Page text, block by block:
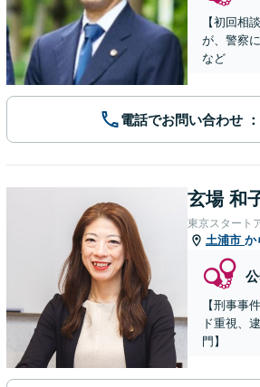
【初回相
が、警察
など
電話でお問い合わせ
玄場 和
東京スタート
土浦市 か
【刑事事
ド重視、
門】